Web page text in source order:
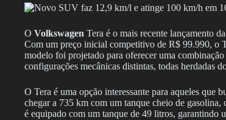
O Volkswagen Tera é o mais recente lançamento
Com um preço inicial competitivo de R$ 99.990, o
modelo foi projetado para oferecer uma
configurações mecânicas distintas, todas herdadas
O Tera é uma opção interessante para aqueles que
chegar a 735 km com um tanque cheio de
é equipado com um tanque de 49 litros, garantindo